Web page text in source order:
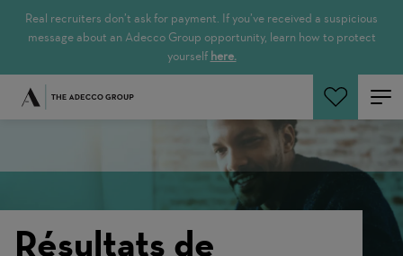
Real recruiters don’t ask for payment. If you’ve received a suspicious
message about an Adecco Group opportunity, learn how to protect
yourself here.
Rechercher
Résultats de